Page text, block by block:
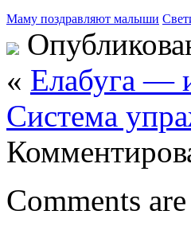
Маму поздравляют малыши
« Елабуга —
Система
Comments